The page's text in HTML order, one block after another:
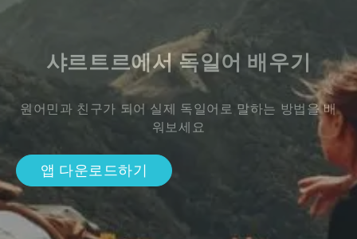
샤르트르에서 독일어 배우기
원어민과 친구가 되어 실제 독일어로 말하는 방법을 배
워보세요
앱 다운로드하기